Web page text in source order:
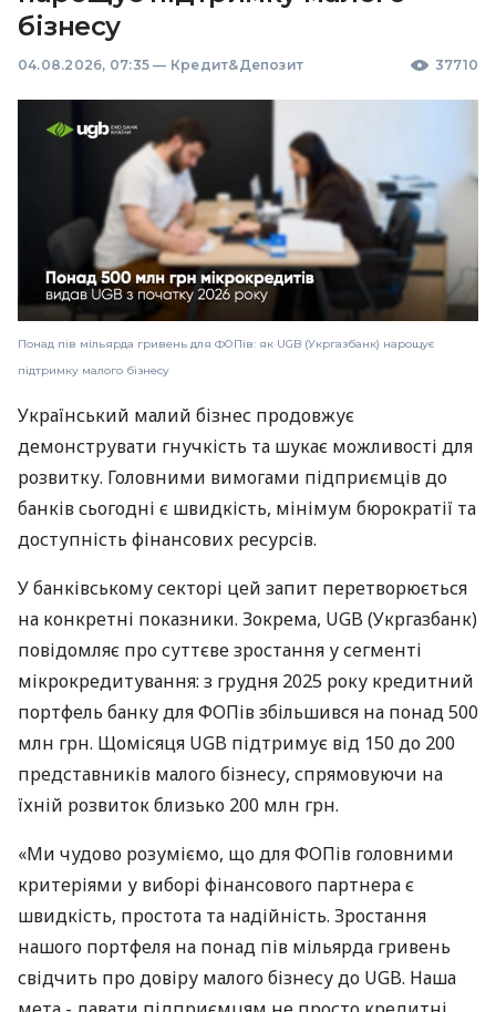
бізнесу
04.08.2026, 07:35 — Кредит&Депозит 37710
Понад пів мільярда гривень для ФОПів: як UGB (Укргазбанк) нарощує
підтримку малого бізнесу
Український малий бізнес продовжує
демонструвати гнучкість та шукає можливості для
розвитку. Головними вимогами підприємців до
банків сьогодні є швидкість, мінімум бюрократії та
доступність фінансових ресурсів.
У банківському секторі цей запит перетворюється
на конкретні показники. Зокрема, UGB (Укргазбанк)
повідомляє про суттєве зростання у сегменті
мікрокредитування: з грудня 2025 року кредитний
портфель банку для ФОПів збільшився на понад 500
млн грн. Щомісяця UGB підтримує від 150 до 200
представників малого бізнесу, спрямовуючи на
їхній розвиток близько 200 млн грн.
«Ми чудово розуміємо, що для ФОПів головними
критеріями у виборі фінансового партнера є
швидкість, простота та надійність. Зростання
нашого портфеля на понад пів мільярда гривень
свідчить про довіру малого бізнесу до UGB. Наша